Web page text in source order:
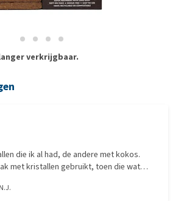
verkrijgbaar.
die ik al had, de andere met kokos.
met kristallen gebruikt, toen die wat
er sinds gisteravond alleen
N.J.